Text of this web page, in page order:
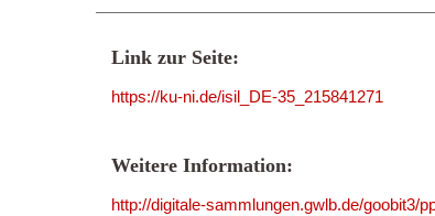
Link zur Seite:
https://ku-ni.de/isil_DE-35_215841271
Weitere Information:
http://digitale-sammlungen.gwlb.de/goobit3/